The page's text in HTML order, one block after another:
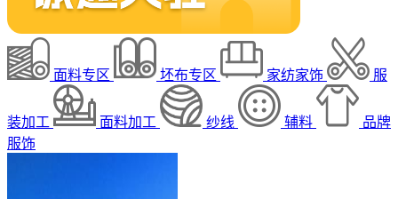
面料专区 坯布专区 家纺家饰 服
装加工 面料加工 纱线 辅料
品牌
服饰